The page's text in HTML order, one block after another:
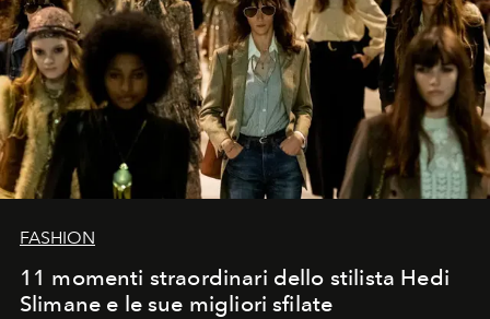
FASHION
11 momenti straordinari dello stilista Hedi
Slimane e le sue migliori sfilate